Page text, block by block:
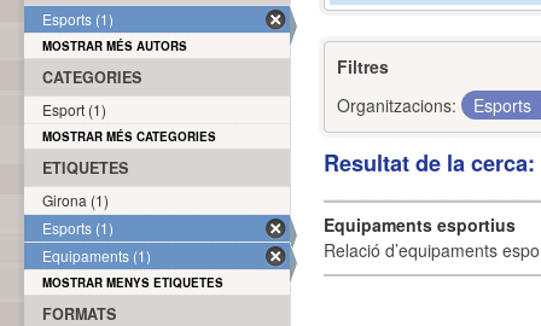
Filtres
Organitzacions:
Esports
Resultat de la
Equipaments esportius
Relació d’equipaments
Esports (1)
MOSTRAR MÉS AUTORS
CATEGORIES
Esport (1)
MOSTRAR MÉS CATEGORIES
ETIQUETES
Girona (1)
Esports (1)
Equipaments (1)
MOSTRAR MENYS ETIQUETES
FORMATS